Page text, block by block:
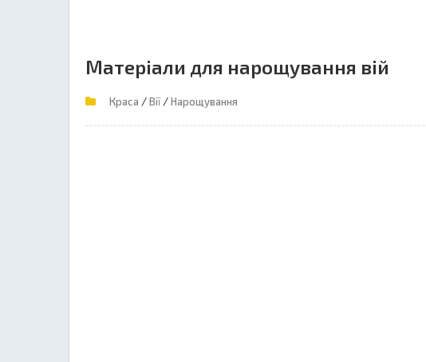
Матеріали для нарощування вій
Краса /Вії /Нарощування